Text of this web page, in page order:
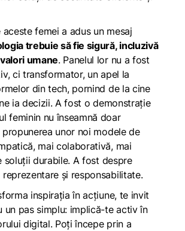
femei a adus un mesaj
trebuie să fie sigură, incluzivă
umane. Panelul lor nu a fost
ci transformator, un apel la
din tech, pornind de la cine
ia decizii. A fost o demonstrație
feminin nu înseamnă doar
unor noi modele de
mai colaborativă, mai
soluții durabile. A fost despre
reprezentare și responsabilitate.
inspirația în acțiune, te invit
un pas simplu: implică-te activ în
digital. Poți începe prin a